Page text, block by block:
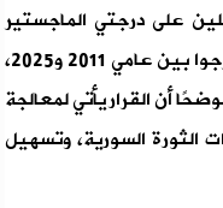
على درجتي الماجستير
والدكتوراه من الكليات النظرية، ممن تخرجوا بين عامي 2011 و2025،
أن القرار يأتي لمعالجة
الثورة السورية، وتسهيل